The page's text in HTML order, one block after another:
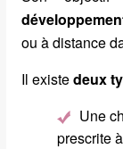
ou à distance
Il existedeux
Une
prescrite